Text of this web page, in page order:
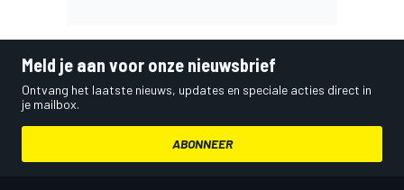
Meld je aan voor onze nieuwsbrief
Ontvang het laatste nieuws, updates en speciale acties direct in
je mailbox.
ABONNEER